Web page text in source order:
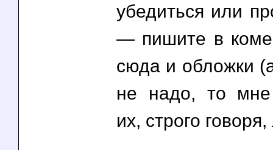
убедиться или
— пишите в
сюда и обложки
не надо, то мне
их, строго